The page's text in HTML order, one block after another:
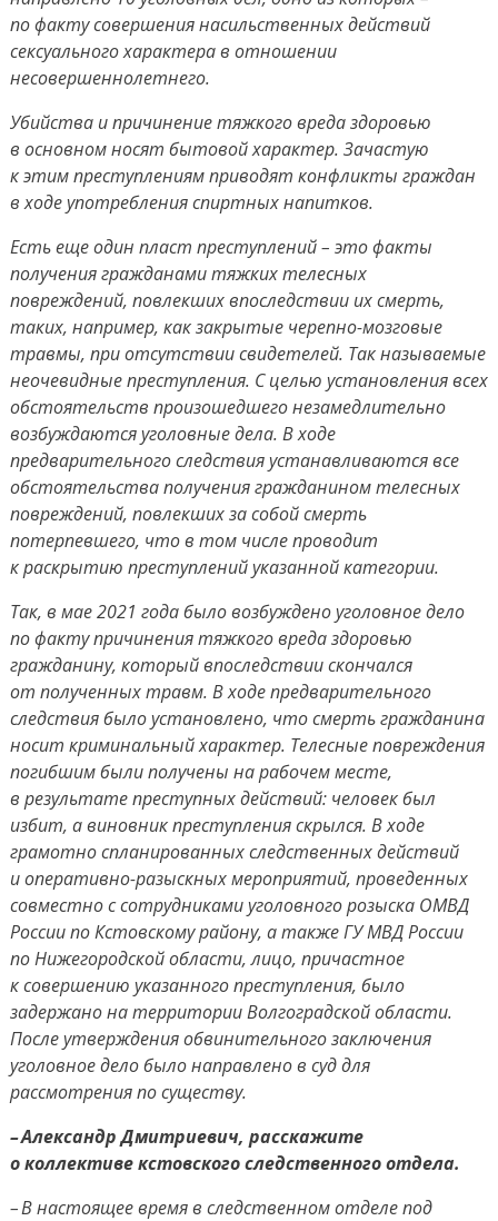
по факту совершения насильственных действий
сексуального характера в отношении
несовершеннолетнего.
Убийства и причинение тяжкого вреда здоровью
в основном носят бытовой характер. Зачастую
к этим преступлениям приводят конфликты граждан
в ходе употребления спиртных напитков.
Есть еще один пласт преступлений – это факты
получения гражданами тяжких телесных
повреждений, повлекших впоследствии их смерть,
таких, например, как закрытые черепно-мозговые
травмы, при отсутствии свидетелей. Так называемые
неочевидные преступления. С целью установления всех
обстоятельств произошедшего незамедлительно
возбуждаются уголовные дела. В ходе
предварительного следствия устанавливаются все
обстоятельства получения гражданином телесных
повреждений, повлекших за собой смерть
потерпевшего, что в том числе проводит
к раскрытию преступлений указанной категории.
Так, в мае 2021 года было возбуждено уголовное дело
по факту причинения тяжкого вреда здоровью
гражданину, который впоследствии скончался
от полученных травм. В ходе предварительного
следствия было установлено, что смерть гражданина
носит криминальный характер. Телесные повреждения
погибшим были получены на рабочем месте,
в результате преступных действий: человек был
избит, а виновник преступления скрылся. В ходе
грамотно спланированных следственных действий
и оперативно-разыскных мероприятий, проведенных
совместно с сотрудниками уголовного розыска ОМВД
России по Кстовскому району, а также ГУ МВД России
по Нижегородской области, лицо, причастное
к совершению указанного преступления, было
задержано на территории Волгоградской области.
После утверждения обвинительного заключения
уголовное дело было направлено в суд для
рассмотрения по существу.
– Александр Дмитриевич, расскажите
о коллективе кстовского следственного отдела.
– В настоящее время в следственном отделе под